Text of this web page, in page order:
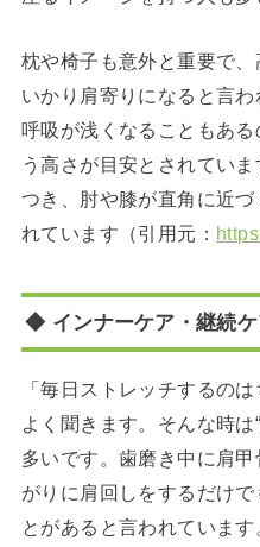
枕や椅子も意外と重要で
いかり肩寄りになると言
呼吸が浅くなることもあ
う高さが目安とされてい
つき、肘や膝が直角に近
れています（引用元：
◆ インナーケア・継続ケ
「毎日ストレッチするの
よく聞きます。そんな時は
多いです。歯磨き中に肩
がりに肩回しをするだけ
とがあると言われています